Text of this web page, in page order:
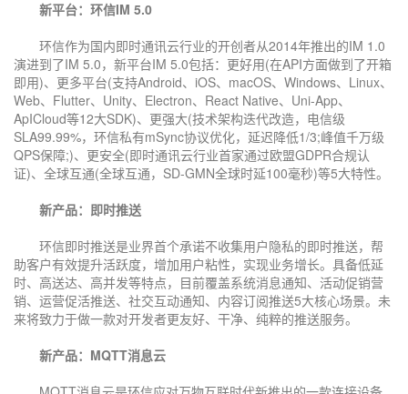
新平台：环信IM 5.0
环信作为国内即时通讯云行业的开创者从2014年推出的IM 1.0
演进到了IM 5.0，新平台IM 5.0包括：更好用(在API方面做到了开箱
即用)、更多平台(支持Android、iOS、macOS、Windows、Linux、
Web、Flutter、Unity、Electron、React Native、Uni-App、
ApICloud等12大SDK)、更强大(技术架构迭代改造，电信级
SLA99.99%，环信私有mSync协议优化，延迟降低1/3;峰值千万级
QPS保障;)、更安全(即时通讯云行业首家通过欧盟GDPR合规认
证)、全球互通(全球互通，SD-GMN全球时延100毫秒)等5大特性。
新产品：即时推送
环信即时推送是业界首个承诺不收集用户隐私的即时推送，帮
助客户有效提升活跃度，增加用户粘性，实现业务增长。具备低延
时、高送达、高并发等特点，目前覆盖系统消息通知、活动促销营
销、运营促活推送、社交互动通知、内容订阅推送5大核心场景。未
来将致力于做一款对开发者更友好、干净、纯粹的推送服务。
新产品：MQTT消息云